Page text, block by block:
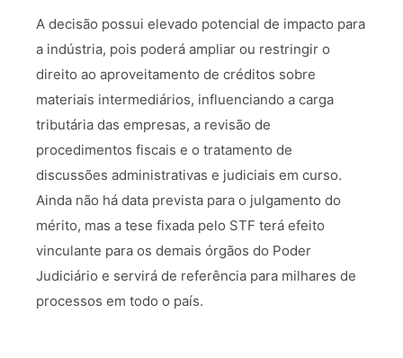
A decisão possui elevado potencial de impacto para
a indústria, pois poderá ampliar ou restringir o
direito ao aproveitamento de créditos sobre
materiais intermediários, influenciando a carga
tributária das empresas, a revisão de
procedimentos fiscais e o tratamento de
discussões administrativas e judiciais em curso.
Ainda não há data prevista para o julgamento do
mérito, mas a tese fixada pelo STF terá efeito
vinculante para os demais órgãos do Poder
Judiciário e servirá de referência para milhares de
processos em todo o país.